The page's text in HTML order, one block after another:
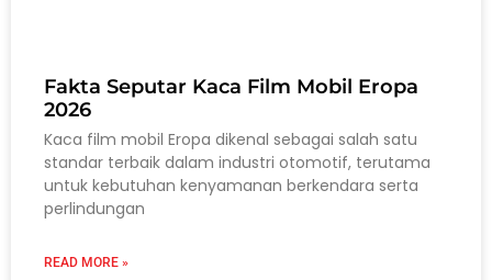
Fakta Seputar Kaca Film Mobil Eropa
2026
Kaca film mobil Eropa dikenal sebagai salah satu
standar terbaik dalam industri otomotif, terutama
untuk kebutuhan kenyamanan berkendara serta
perlindungan
READ MORE »